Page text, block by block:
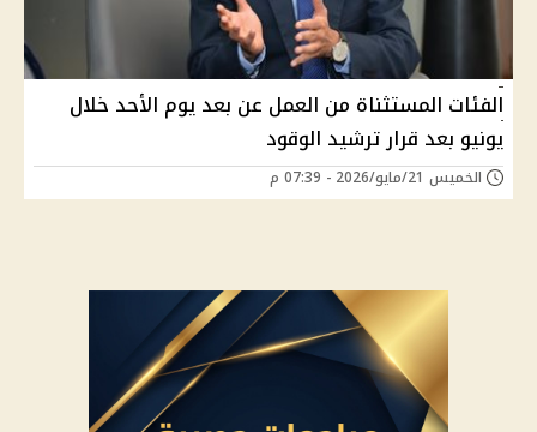
الفئات المستثناة من العمل عن بعد يوم الأحد خلال
يونيو بعد قرار ترشيد الوقود
الخميس 21/مايو/2026 - 07:39 م